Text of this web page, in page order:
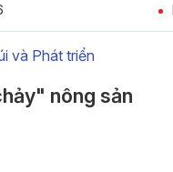
và Phát triển
nông sản